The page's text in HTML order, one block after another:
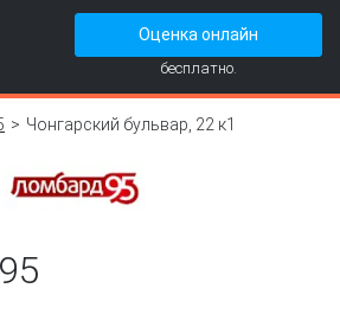
Оценка онлайн
бесплатно.
Чонгарский бульвар, 22 к1